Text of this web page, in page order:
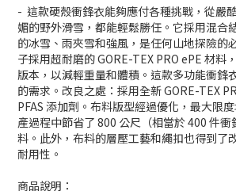
- 這款硬殼衝鋒衣能夠應付各種挑戰，從嚴
媚的野外滑雪，都能輕鬆勝任。它採用混合
的冰雪、雨夾雪和強風，是任何山地探險的
子採用超耐磨的 GORE-TEX PRO ePE 材料
版本，以減輕重量和體積。這款多功能衝鋒
的需求。改良之處：採用全新 GORE-TEX
PFAS 添加劑。布料版型經過優化，最大限
產過程中節省了 800 公尺（相當於 400 件
料。此外，布料的層壓工藝和繩扣也得到了
耐用性。
商品說明：